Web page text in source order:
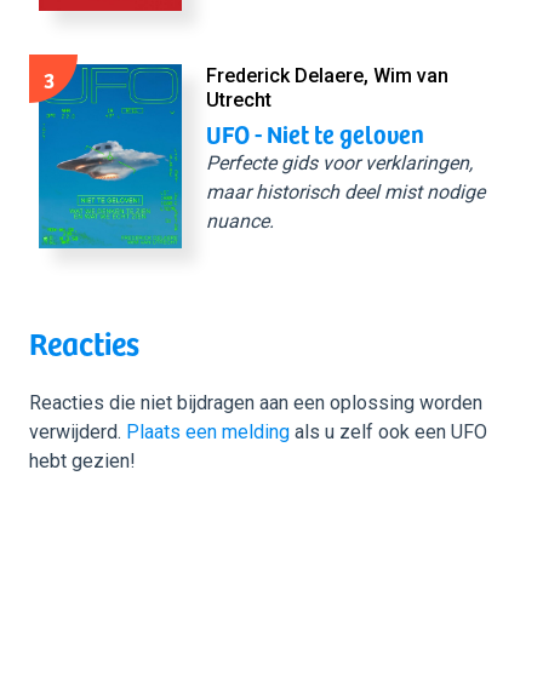
3
Frederick Delaere, Wim van
Utrecht
UFO - Niet te geloven
Perfecte gids voor verklaringen,
maar historisch deel mist nodige
nuance.
Reacties
Reacties die niet bijdragen aan een oplossing worden
verwijderd. Plaats een melding als u zelf ook een UFO
hebt gezien!